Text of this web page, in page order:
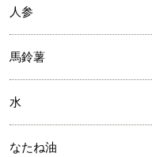
人参
馬鈴薯
水
なたね油